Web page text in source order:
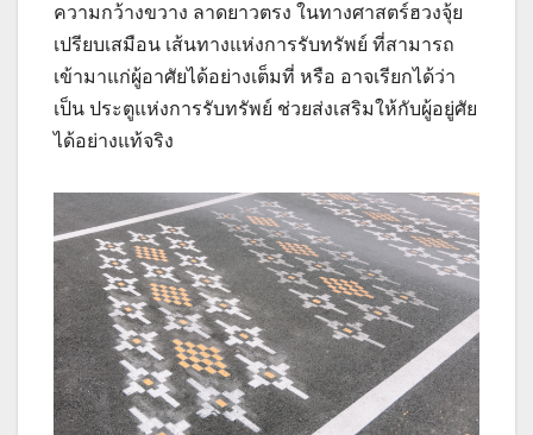
ความกว้างขวาง ลาดยาวตรง ในทางศาสตร์ฮวงจุ้ย
เปรียบเสมือน เส้นทางแห่งการรับทรัพย์ ที่สามารถ
เข้ามาแก่ผู้อาศัยได้อย่างเต็มที่ หรือ อาจเรียกได้ว่า
เป็น ประตูแห่งการรับทรัพย์ ช่วยส่งเสริมให้กับผู้อยู่ศัย
ได้อย่างแท้จริง